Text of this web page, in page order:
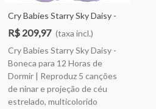
Cry Babies Starry Sky Daisy -
Boneca Para 12 Horas De
Dormir | Reproduz 5 Canções
De Ninar E Projeção De Céu
Estrelado, Multicol
R$ 209,97 (taxa incl.)
Cry Babies Starry Sky Daisy -
Boneca para 12 Horas de
Dormir | Reproduz 5 canções
de ninar e projeção de céu
estrelado, multicolorido